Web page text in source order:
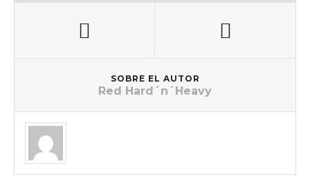
SOBRE EL AUTOR
Red Hard´n´Heavy